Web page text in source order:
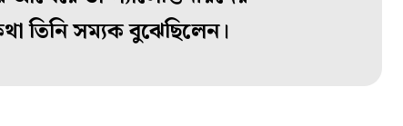
তিনি সম্যক বুঝেছিলেন।